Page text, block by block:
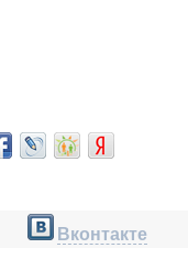
Вконтакте